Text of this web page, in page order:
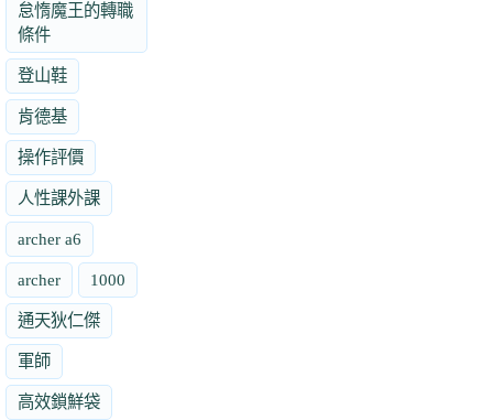
怠惰魔王的轉職
條件
登山鞋
肯德基
操作評價
人性課外課
archer a6
archer 1000
通天狄仁傑
軍師
高效鎖鮮袋